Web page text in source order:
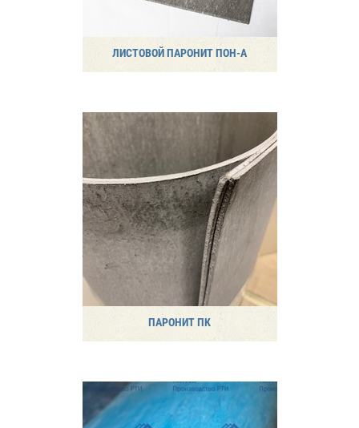
ЛИСТОВОЙ ПАРОНИТ ПОН-А
ПАРОНИТ ПК